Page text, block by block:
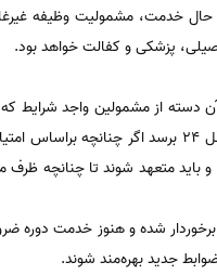
در حال خدمت، مشمولیت وظیفه
پزشکی و کفالت خواهد بود.
از مشمولین واجد شرایط که
آنها دارای حداقل 24 ماه سابقه رزمندگی یا آزادگی یا حداقل 24 درصد جانبازی بوده یا تجمیع این امتیازات به عدد حداقل 24 برسد اگر
و باید متعهد شوند تا چنانچه
یا یک درصد جانبازی) برخوردار شده و هنوز خدمت
جدید بهره‌مند شوند.